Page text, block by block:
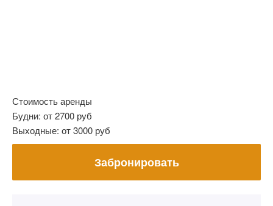
Стоимость аренды
Будни: от 2700 руб
Выходные: от 3000 руб
Забронировать